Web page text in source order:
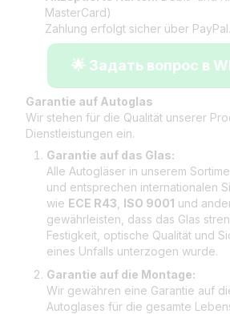
MasterCard)
Zahlung erfolgt sicher über PayPal.
🌟 Задать вопрос в
Garantie auf Autoglas
Wir stehen für die Qualität unserer
Dienstleistungen ein.
Garantie auf das Glas:
Alle Autogläser in unserem
und entsprechen internationalen
wie ECE R43 ISO 9001 und
gewährleisten, dass das Glas
Festigkeit, optische Qualität und
eines Unfalls unterzogen wurde.
Garantie auf die Montage:
Wir gewähren eine Garantie auf
Autoglases für die gesamte